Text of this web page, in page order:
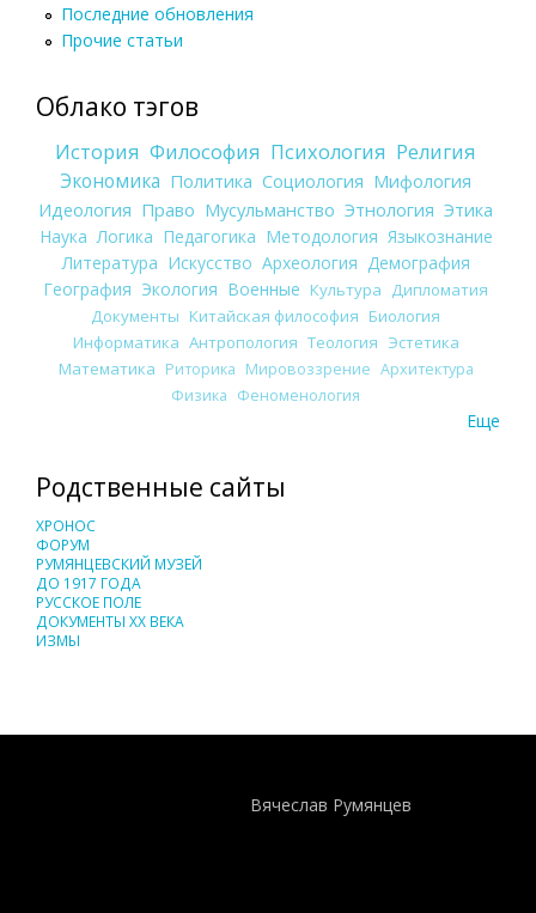
Последние обновления
Прочие статьи
Облако тэгов
История Философия Психология Религия
Экономика Политика Социология Мифология
Идеология Право Мусульманство Этнология Этика
Наука Логика Педагогика Методология Языкознание
Литература Искусство Археология Демография
География Экология Военные Культура
Дипломатия
Документы Китайская философия Биология
Информатика Антропология Теология Эстетика
Математика Риторика Мировоззрение Архитектура
Физика Феноменология
Еще
Родственные сайты
ХРОНОС
ФОРУМ
РУМЯНЦЕВСКИЙ МУЗЕЙ
ДО 1917 ГОДА
РУССКОЕ ПОЛЕ
ДОКУМЕНТЫ XX ВЕКА
ИЗМЫ
Вячеслав Румянцев